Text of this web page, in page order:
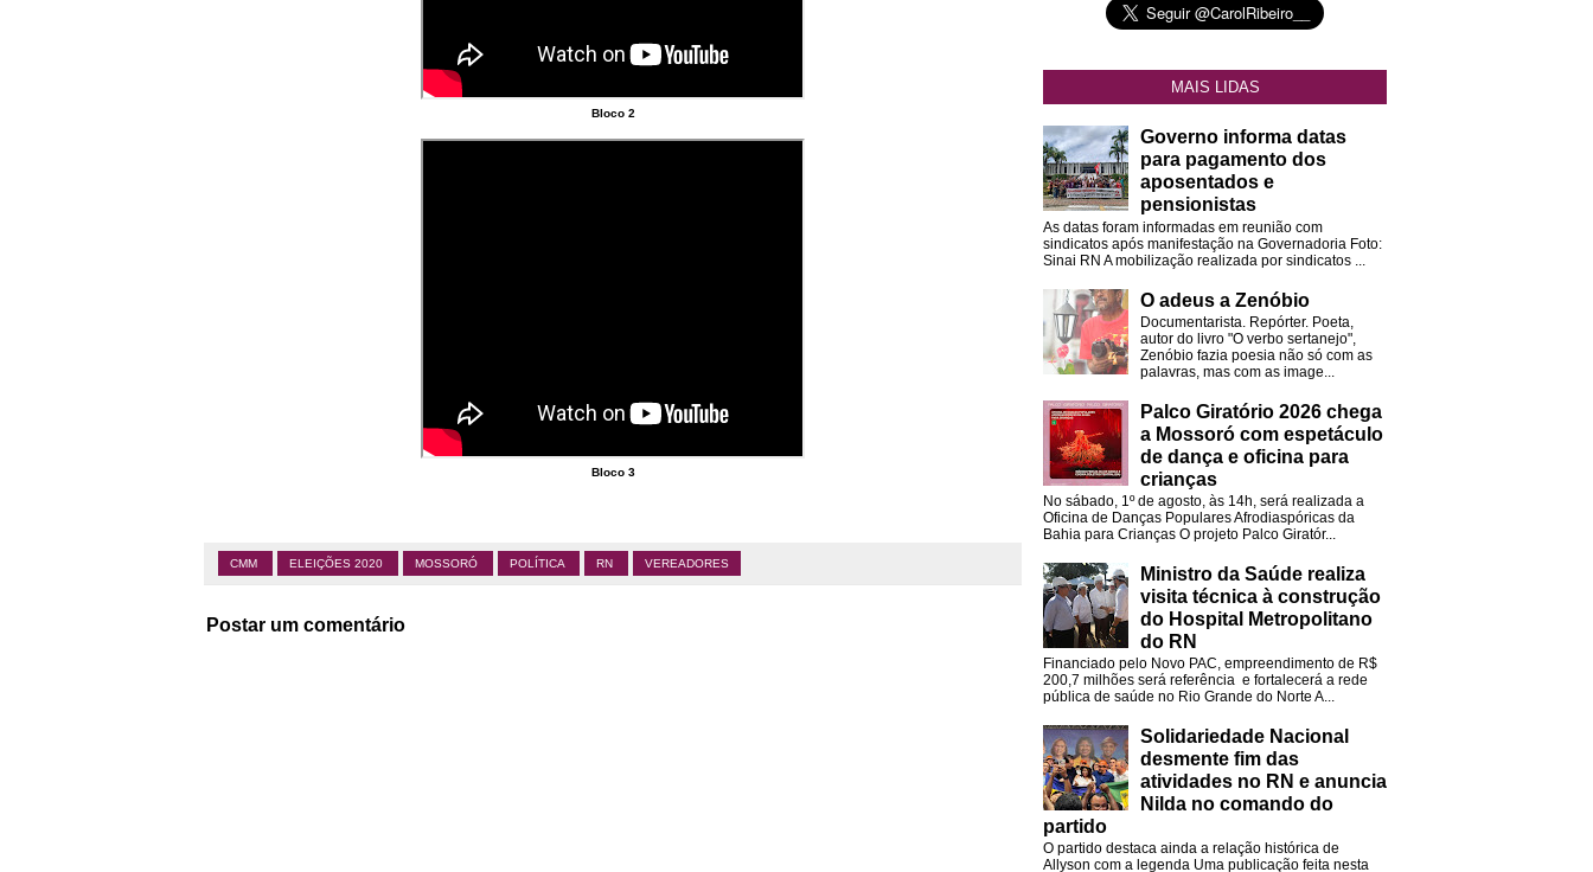
Bloco 2
Bloco 3
CMM ELEIÇÕES 2020 MOSSORÓ POLÍTICA RN VEREADORES
Postar um comentário
MAIS LIDAS
Governo informa datas
para pagamento dos
aposentados e
pensionistas
As datas foram informadas em reunião com
sindicatos após manifestação na Governadoria Foto:
Sinai RN A mobilização realizada por sindicatos ...
O adeus a Zenóbio
Documentarista. Repórter. Poeta,
autor do livro "O verbo sertanejo",
Zenóbio fazia poesia não só com as
palavras, mas com as image...
Palco Giratório 2026 chega
a Mossoró com espetáculo
de dança e oficina para
crianças
No sábado, 1º de agosto, às 14h, será realizada a
Oficina de Danças Populares Afrodiaspóricas da
Bahia para Crianças O projeto Palco Giratór...
Ministro da Saúde realiza
visita técnica à construção
do Hospital Metropolitano
do RN
Financiado pelo Novo PAC, empreendimento de R$
200,7 milhões será referência e fortalecerá a rede
pública de saúde no Rio Grande do Norte A...
Solidariedade Nacional
desmente fim das
atividades no RN e anuncia
Nilda no comando do
partido
O partido destaca ainda a relação histórica de
Allyson com a legenda Uma publicação feita nesta